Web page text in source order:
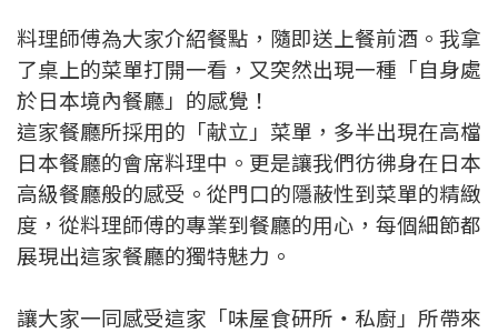
料理師傅為大家介紹餐點，隨即送上餐前酒。我拿
了桌上的菜單打開一看，又突然出現一種「自身處
於日本境內餐廳」的感覺！
這家餐廳所採用的「献立」菜單，多半出現在高檔
日本餐廳的會席料理中。更是讓我們彷彿身在日本
高級餐廳般的感受。從門口的隱蔽性到菜單的精緻
度，從料理師傅的專業到餐廳的用心，每個細節都
展現出這家餐廳的獨特魅力。
讓大家一同感受這家「味屋食研所‧私廚」所帶來